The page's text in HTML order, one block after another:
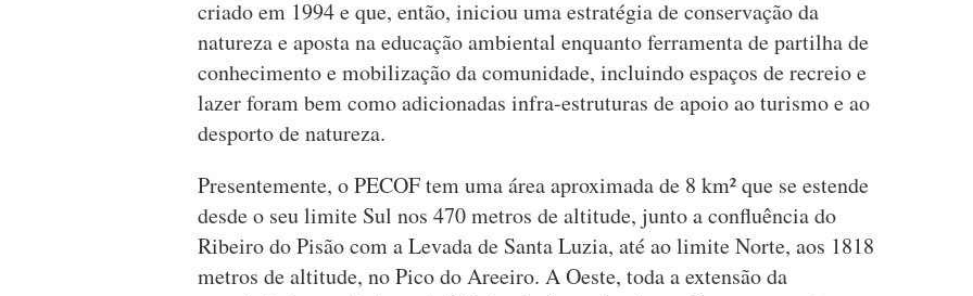
criado em 1994 e que, então, iniciou uma estratégia de conservação da
natureza e aposta na educação ambiental enquanto ferramenta de partilha de
conhecimento e mobilização da comunidade, incluindo espaços de recreio e
lazer foram bem como adicionadas infra-estruturas de apoio ao turismo e ao
desporto de natureza.
Presentemente, o PECOF tem uma área aproximada de 8 km² que se estende
desde o seu limite Sul nos 470 metros de altitude, junto a confluência do
Ribeiro do Pisão com a Levada de Santa Luzia, até ao limite Norte, aos 1818
metros de altitude, no Pico do Areeiro. A Oeste, toda a extensão da